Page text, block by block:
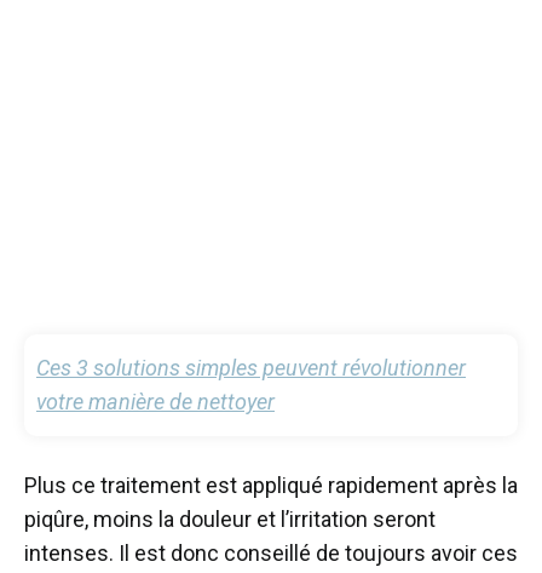
Ces 3 solutions simples peuvent révolutionner
votre manière de nettoyer
Plus ce traitement est appliqué rapidement après la
piqûre, moins la douleur et l’irritation seront
intenses. Il est donc conseillé de toujours avoir ces